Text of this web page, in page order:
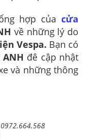
hợp của cửa
về những lý do
Vespa. Bạn có
ANH đê cập nhật
và những thông